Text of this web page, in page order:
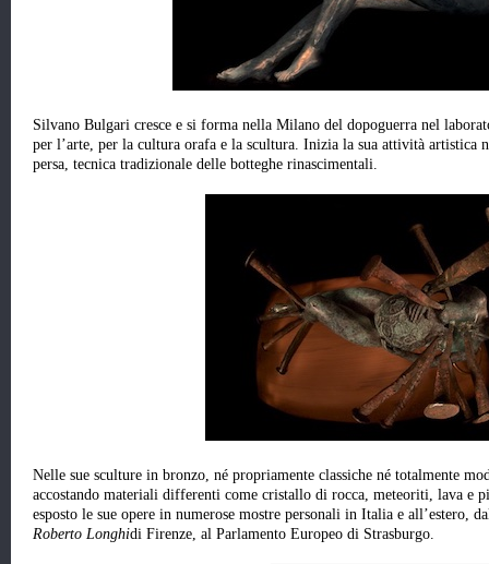
Silvano Bulgari cresce e si forma nella Milano del dopoguerra nel
per l’arte, per la cultura orafa e la scultura. Inizia la sua attività artistica
persa, tecnica tradizionale delle botteghe rinascimentali.
Nelle sue sculture in bronzo, né propriamente classiche né totalmente
accostando materiali differenti come cristallo di rocca, meteoriti, lava e
esposto le sue opere in numerose mostre personali in Italia e all’estero,
Roberto Longhidi Firenze, al Parlamento Europeo di Strasburgo.